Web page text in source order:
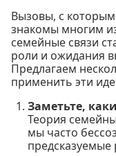
Вызовы, с
знакомы многим
семейные связи
роли и ожидания
Предлагаем
применить эти
Заметьте,
Теория
мы часто
предсказуемые